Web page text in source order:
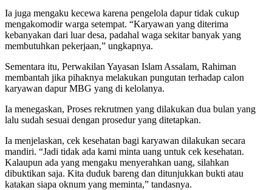
Ia juga mengaku kecewa karena pengelola dapur tidak cukup
mengakomodir warga setempat. “Karyawan yang diterima
kebanyakan dari luar desa, padahal waga sekitar banyak yang
membutuhkan pekerjaan,” ungkapnya.
Sementara itu, Perwakilan Yayasan Islam Assalam, Rahiman
membantah jika pihaknya melakukan pungutan terhadap calon
karyawan dapur MBG yang di kelolanya.
Ia menegaskan, Proses rekrutmen yang dilakukan dua bulan yang
lalu sudah sesuai dengan prosedur yang ditetapkan.
Ia menjelaskan, cek kesehatan bagi karyawan dilakukan secara
mandiri. “Jadi tidak ada kami minta uang untuk cek kesehatan.
Kalaupun ada yang mengaku menyerahkan uang, silahkan
dibuktikan saja. Kita duduk bareng dan ditunjukkan bukti atau
katakan siapa oknum yang meminta,” tandasnya.